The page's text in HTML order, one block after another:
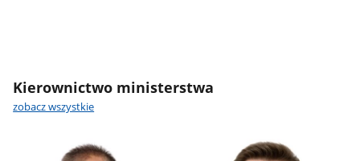
Kierownictwo ministerstwa
zobacz wszystkie